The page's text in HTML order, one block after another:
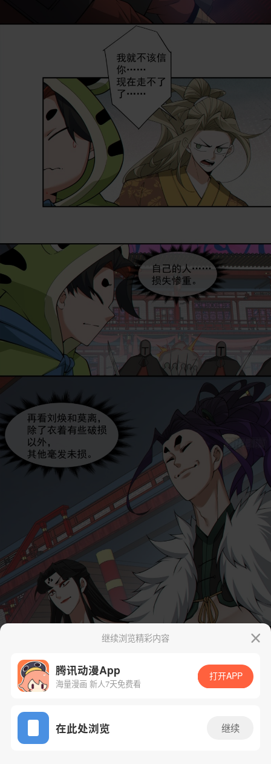
App免费看
继续浏览精彩内容
腾讯动漫App
海量漫画 新人7天免费看
打开APP
在此处浏览 继续